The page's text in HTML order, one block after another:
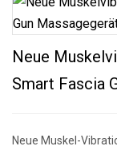
Neue
Smart Fascia
Neue Muskel-